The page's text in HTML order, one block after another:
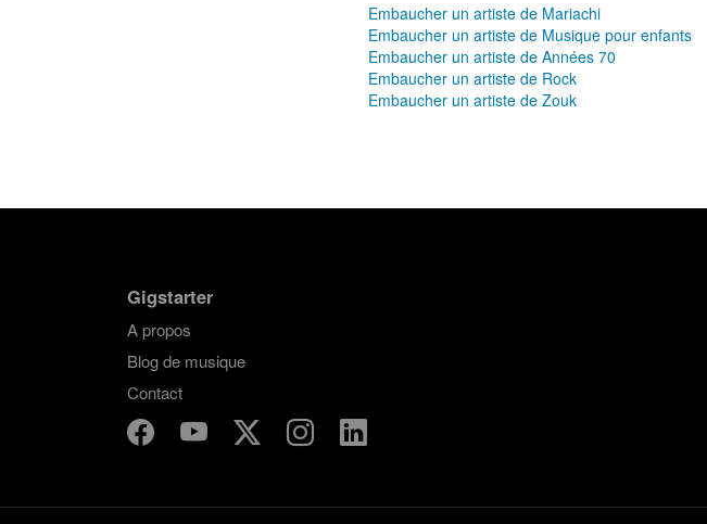
Embaucher un artiste de Mariachi
Embaucher un artiste de Musique pour enfants
Embaucher un artiste de Années 70
Embaucher un artiste de Rock
Embaucher un artiste de Zouk
Gigstarter
A propos
Blog de musique
Contact